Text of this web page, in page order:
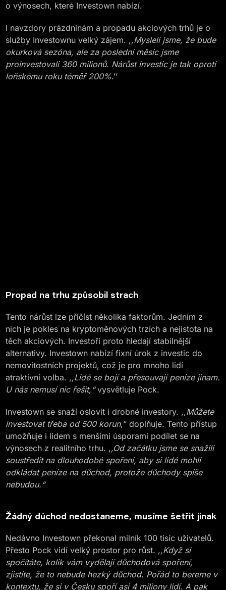
o výnosech, které Investown nabízí.
I navzdory prázdninám a propadu akciových trhů je o
služby Investownu velký zájem. ,,Mysleli jsme, že bude
okurková sezóna, ale za poslední měsíc jsme
proinvestovali 360 milionů. Nárůst investic je tak oproti
loňskému roku téměř 200%.’’
Propad na trhu způsobil strach
Tento nárůst lze přičíst několika faktorům. Jedním z
nich je pokles na kryptoměnových trzích a nejistota na
těch akciových. Investoři proto hledají stabilnější
alternativy. Investown nabízí fixní úrok z investic do
nemovitostních projektů, což je pro mnoho lidí
atraktivní volba. ,,Lidé se bojí a přesouvají peníze jinam.
U nás nemusí nic řešit,“vysvětluje Pock.
Investown se snaží oslovit i drobné investory. ,,Můžete
investovat třeba od 500 korun,“ doplňuje. Tento přístup
umožňuje i lidem s menšími úsporami podílet se na
výnosech z realitního trhu. ,,Od začátku jsme se snažili
soustředit na dlouhodobé spoření, aby si lidé mohli
odkládat peníze na důchod, protože důchody spíše
nebudou.“
Žádný důchod nedostaneme, musíme šetřit jinak
Nedávno Investown překonal milník 100 tisíc uživatelů.
Přesto Pock vidí velký prostor pro růst. ,,Když si
spočítáte, kolik vám vydělají důchodová spoření,
zjistíte, že to nebude hezký důchod. Pořád to bereme v
kontextu, že si v Česku spoří asi 4 miliony lidí. A pak